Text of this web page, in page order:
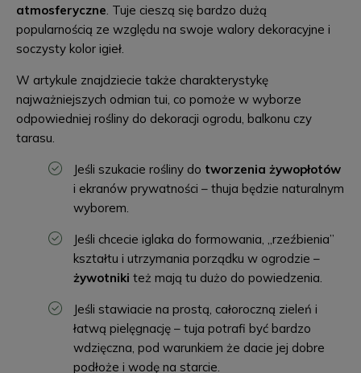
atmosferyczne. Tuje cieszą się bardzo dużą
popularnością ze względu na swoje walory dekoracyjne i
soczysty kolor igieł.
W artykule znajdziecie także charakterystykę
najważniejszych odmian tui, co pomoże w wyborze
odpowiedniej rośliny do dekoracji ogrodu, balkonu czy
tarasu.
Jeśli szukacie rośliny do tworzenia żywopłotów
i ekranów prywatności – thuja będzie naturalnym
wyborem.
Jeśli chcecie iglaka do formowania, „rzeźbienia”
kształtu i utrzymania porządku w ogrodzie –
żywotniki też mają tu dużo do powiedzenia.
Jeśli stawiacie na prostą, całoroczną zieleń i
łatwą pielęgnację – tuja potrafi być bardzo
wdzięczna, pod warunkiem że dacie jej dobre
podłoże i wodę na starcie.